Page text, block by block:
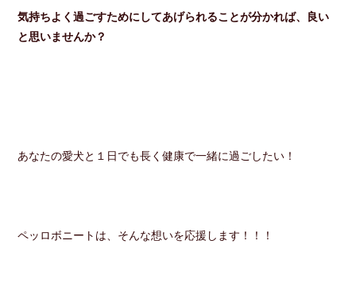
気持ちよく過ごすためにしてあげられることが分かれば、良い
と思いませんか？
あなたの愛犬と１日でも長く健康で一緒に過ごしたい！
ペッロボニートは、そんな想いを応援します！！！